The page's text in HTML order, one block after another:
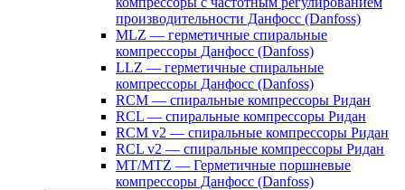
производительности Данфосс (Danfoss)
MLZ — герметичные спиральные
компрессоры Данфосс (Danfoss)
LLZ — герметичные спиральные
компрессоры Данфосс (Danfoss)
RCM — спиральные компрессоры Ридан
RCL — спиральные компрессоры Ридан
RCM v2 — спиральные компрессоры Ридан
RCL v2 — спиральные компрессоры Ридан
MT/MTZ — Герметичные поршневые
компрессоры Данфосс (Danfoss)